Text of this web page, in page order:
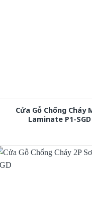
Cửa Gỗ Chống Cháy
Laminate P1-SGD